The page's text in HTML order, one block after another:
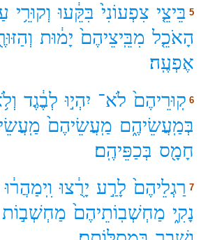
5 בֵּיצֵ֤י צִפְעוֹנִי֙ בִּקֵּ֔עוּ וְקוּרֵ֥י
הָאֹכֵ֤ל מִבֵּֽיצֵיהֶם֙ יָמ֔וּת
אֶפְעֶֽה׃
6 קֽוּרֵיהֶם֙ לֹא־ יִהְי֣וּ לְבֶ֔גֶד
בְּמַֽעֲשֵׂיהֶ֑ם מַֽעֲשֵׂיהֶם֙
חָמָ֖ס בְּכַפֵּיהֶֽם׃
7 רַגְלֵיהֶם֙ לָרַ֣ע יָרֻ֔צוּ וִֽימַהֲר֔וּ
נָקִ֑י מַחְשְׁבֽוֹתֵיהֶם֙ מַחְשְׁב֣וֹת